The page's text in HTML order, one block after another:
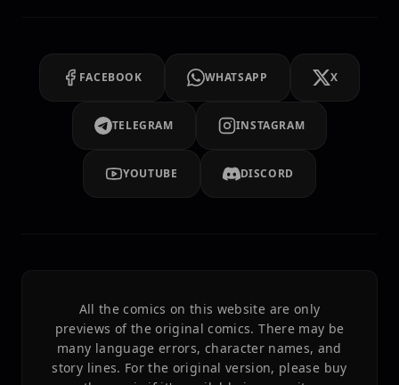
FACEBOOK WHATSAPP X
TELEGRAM INSTAGRAM
YOUTUBE DISCORD
All the comics on this website are only
previews of the original comics. There may be
many language errors, character names, and
story lines. For the original version, please buy